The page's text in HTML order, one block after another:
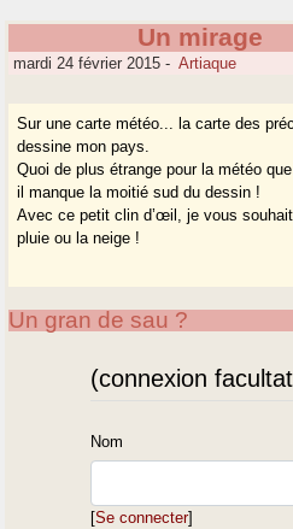
Un mirage
mardi 24 février 2015 - Artiaque
Sur une carte météo... la carte des
dessine mon pays.
Quoi de plus étrange pour la météo
il manque la moitié sud du dessin !
Avec ce petit clin d’œil, je vous
pluie ou la neige !
Un gran de sau ?
(connexion
Nom
[Se connecter]